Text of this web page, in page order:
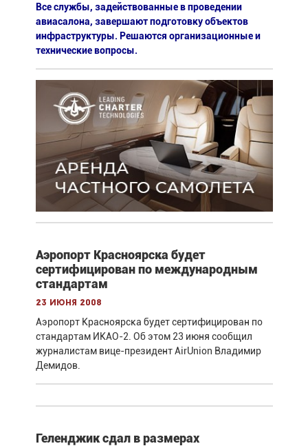
Все службы, задействованные в проведении
авиасалона, завершают подготовку объектов
инфраструктуры. Решаются организационные и
технические вопросы.
Аэропорт Красноярска будет
сертифицирован по международным
стандартам
23 июня 2008
Аэропорт Красноярска будет сертифицирован по
стандартам ИКАО-2. Об этом 23 июня сообщил
журналистам вице-президент AirUnion Владимир
Демидов.
Геленджик сдал в размерах